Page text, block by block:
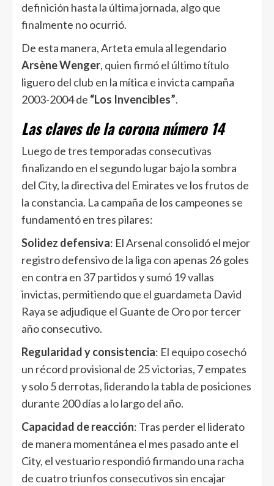
definición hasta la última jornada, algo que
finalmente no ocurrió.
De esta manera, Arteta emula al legendario
Arsène Wenger, quien firmó el último título
liguero del club en la mítica e invicta campaña
2003-2004 de “Los Invencibles”.
Las claves de la corona número 14
Luego de tres temporadas consecutivas
finalizando en el segundo lugar bajo la sombra
del City, la directiva del Emirates ve los frutos de
la constancia. La campaña de los campeones se
fundamentó en tres pilares:
Solidez defensiva: El Arsenal consolidó el mejor
registro defensivo de la liga con apenas 26 goles
en contra en 37 partidos y sumó 19 vallas
invictas, permitiendo que el guardameta David
Raya se adjudique el Guante de Oro por tercer
año consecutivo.
Regularidad y consistencia: El equipo cosechó
un récord provisional de 25 victorias, 7 empates
y solo 5 derrotas, liderando la tabla de posiciones
durante 200 días a lo largo del año.
Capacidad de reacción: Tras perder el liderato
de manera momentánea el mes pasado ante el
City, el vestuario respondió firmando una racha
de cuatro triunfos consecutivos sin encajar